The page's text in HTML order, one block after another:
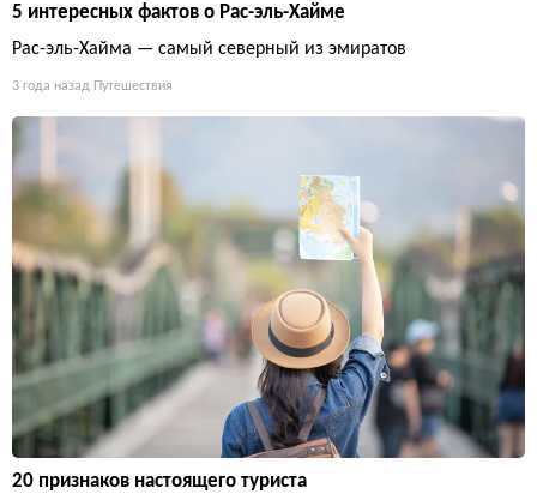
5 интересных фактов о Рас-эль-Хайме
Рас-эль-Хайма — самый северный из эмиратов
3 года назад Путешествия
20 признаков настоящего туриста